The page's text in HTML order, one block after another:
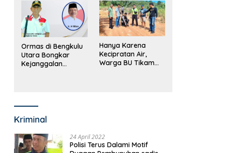
Orang
Bakal Dibongkar
Ormas di Bengkulu
Utara Bongkar
Kejanggalan
Hanya Karena
Kecipratan Air,
Warga BU Tikam
Kriminal
24 April 2022
Polisi Terus Dalami Motif